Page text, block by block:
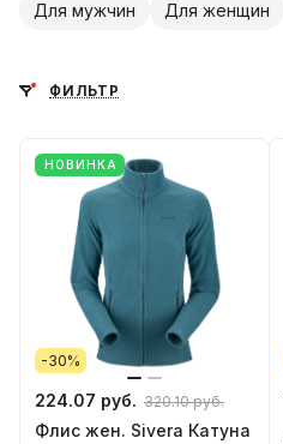
Для мужчин Для женщин
ФИЛЬТР
НОВИНКА
-30%
224.07 руб. 320.10 руб.
Флис жен. Sivera Катуна